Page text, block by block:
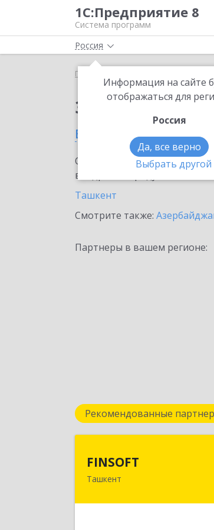
1С:Предприятие 8
Система программ
Россия
Информация на сайте
отображаться для
Россия
Да, все верно
Выбрать другой
Главная
Заказать
в Узбекистане
Ознакомьтесь с
внедрение продукта.
Ташкент
Смотрите также:
Партнеры в вашем регионе:
Рекомендованные
FINSOFT
Ташкент
Узбекистан г.Ташкент